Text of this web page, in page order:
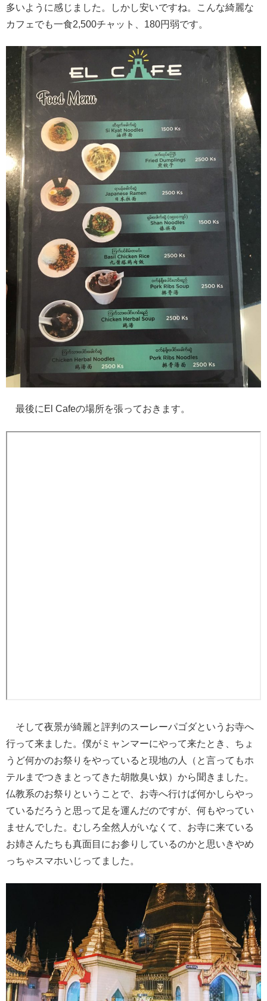
多いように感じました。しかし安いですね。こんな綺麗な
カフェでも一食2,500チャット、180円弱です。
最後にEl Cafeの場所を張っておきます。
そして夜景が綺麗と評判のスーレーパゴダというお寺へ
行って来ました。僕がミャンマーにやって来たとき、ちょ
うど何かのお祭りをやっていると現地の人（と言ってもホ
テルまでつきまとってきた胡散臭い奴）から聞きました。
仏教系のお祭りということで、お寺へ行けば何かしらやっ
ているだろうと思って足を運んだのですが、何もやってい
ませんでした。むしろ全然人がいなくて、お寺に来ている
お姉さんたちも真面目にお参りしているのかと思いきやめ
っちゃスマホいじってました。